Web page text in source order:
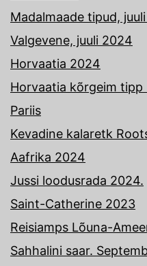
Madalmaade tipud,
Valgevene, juuli 2024
Horvaatia 2024
Horvaatia kõrgeim tipp
Pariis
Kevadine kalaretk
Aafrika 2024
Jussi loodusrada 2024.
Saint-Catherine 2023
Reisiamps Lõuna-
Sahhalini saar.